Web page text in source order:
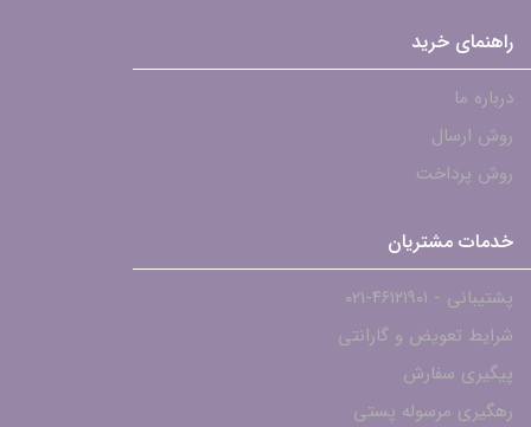
راهنمای خرید
درباره ما
روش ارسال
روش پرداخت
خدمات مشتریان
پشتیبانی - ۴۶۱۲۱۹۰۱-021
شرایط تعویض و گارانتی
پیگیری سفارش
رهگیری مرسوله پستی